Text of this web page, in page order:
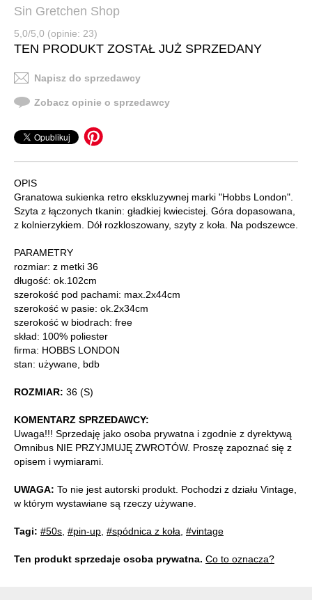
Sin Gretchen Shop
5,0/5,0 (opinie: 23)
TEN PRODUKT ZOSTAŁ JUŻ SPRZEDANY
Napisz do sprzedawcy
Zobacz opinie o sprzedawcy
OPIS
Granatowa sukienka retro ekskluzywnej marki "Hobbs London".
Szyta z łączonych tkanin: gładkiej kwiecistej. Góra dopasowana,
z kolnierzykiem. Dół rozkloszowany, szyty z koła. Na podszewce.
PARAMETRY
rozmiar: z metki 36
długość: ok.102cm
szerokość pod pachami: max.2x44cm
szerokość w pasie: ok.2x34cm
szerokość w biodrach: free
skład: 100% poliester
firma: HOBBS LONDON
stan: używane, bdb
ROZMIAR: 36 (S)
KOMENTARZ SPRZEDAWCY:
Uwaga!!! Sprzedaję jako osoba prywatna i zgodnie z dyrektywą
Omnibus NIE PRZYJMUJĘ ZWROTÓW. Proszę zapoznać się z
opisem i wymiarami.
UWAGA: To nie jest autorski produkt. Pochodzi z działu Vintage,
w którym wystawiane są rzeczy używane.
Tagi: #50s #pin-up #spódnica z koła #vintage
Ten produkt sprzedaje osoba prywatna. Co to oznacza?